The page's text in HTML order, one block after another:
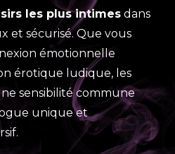
les plus intimes dans
et sécurisé. Que vous
émotionnelle
érotique ludique, les
sensibilité commune
unique et